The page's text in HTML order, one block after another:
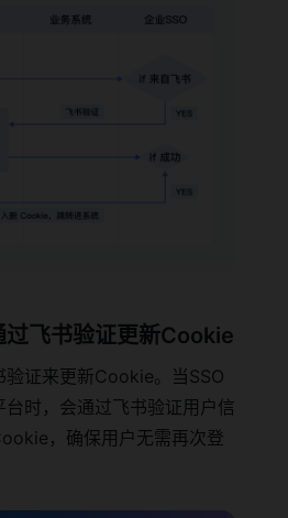
飞书验证更新Cookie
验证来更新Cookie。当SSO
时，会通过飞书验证用户信
，确保用户无需再次登